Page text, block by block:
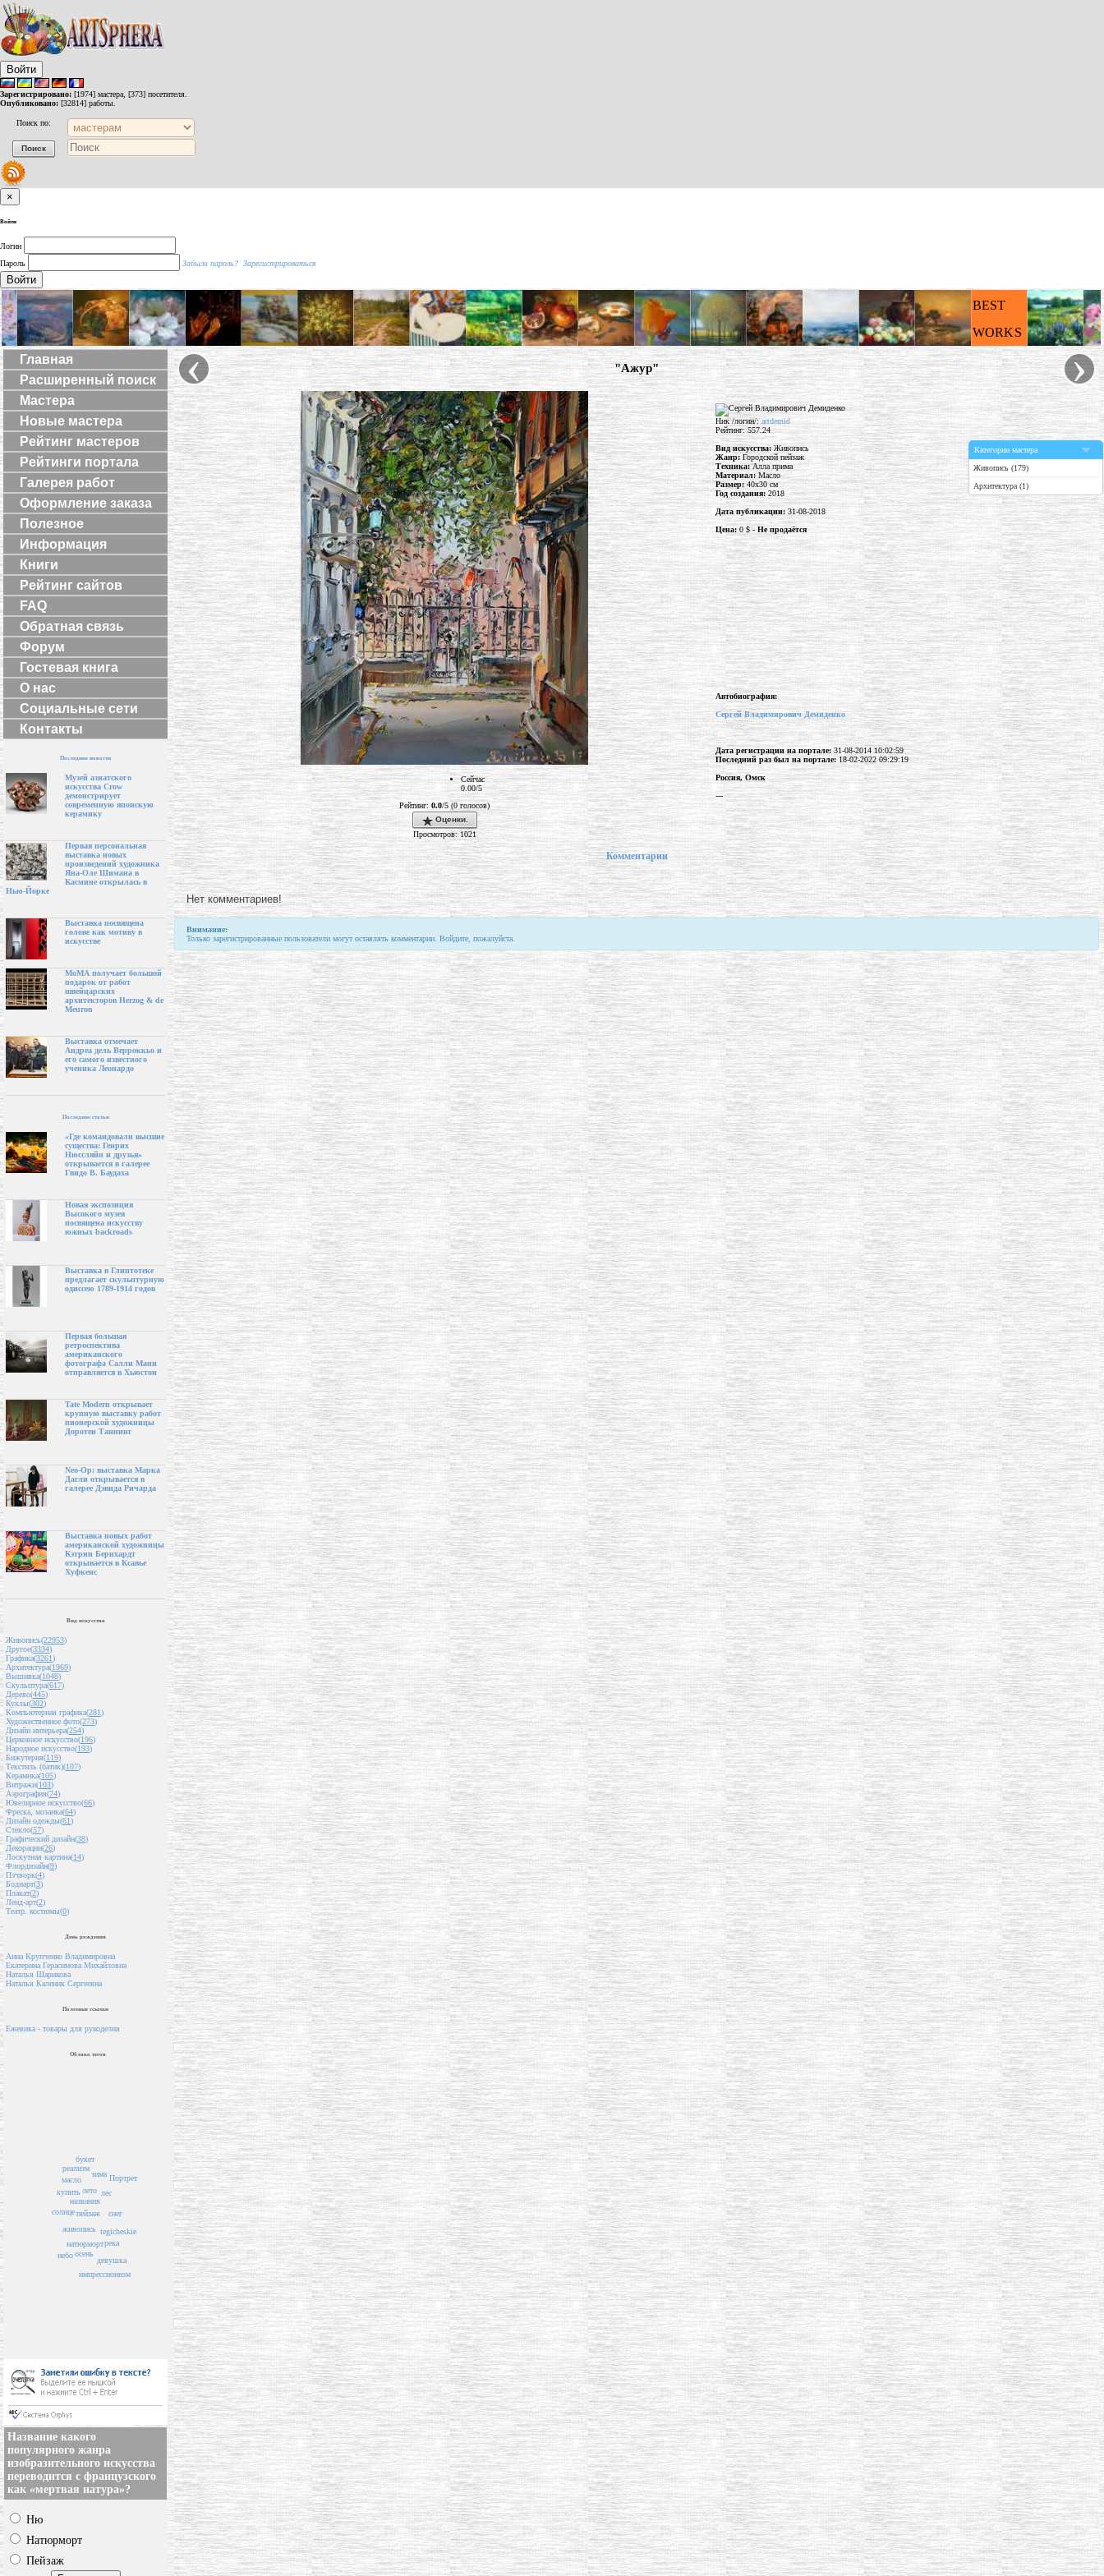
Войти
Зарегистрировано: [1974] мастера, [373] посетителя.
Опубликовано: [32814] работы.
Поиск по:
×
Войти
Логин
Пароль
Забыли пароль? Зарегистрироваться
Войти
BEST
WORKS
Главная
Расширенный поиск
Мастера
Новые мастера
Рейтинг мастеров
Рейтинги портала
Галерея работ
Оформление заказа
Полезное
Информация
Книги
Рейтинг сайтов
FAQ
Обратная связь
Форум
Гостевая книга
О нас
Социальные сети
Контакты
Последние новости
Музей азиатского
искусства Crow
демонстрирует
современную японскую
керамику
Первая персональная
выставка новых
произведений художника
Яна-Оле Шимана в
Касмине открылась в
Нью-Йорке
Выставка посвящена
голове как мотиву в
искусстве
МоМА получает большой
подарок от работ
швейцарских
архитекторов Herzog & de
Meuron
Выставка отмечает
Андреа дель Верроккьо и
его самого известного
ученика Леонардо
Последние статьи
«Где командовали высшие
существа: Генрих
Нюссляйн и друзья»
открывается в галерее
Гвидо В. Баудаха
Новая экспозиция
Высокого музея
посвящена искусству
южных backroads
Выставка в Глиптотеке
предлагает скульптурную
одиссею 1789-1914 годов
Первая большая
ретроспектива
американского
фотографа Салли Манн
отправляется в Хьюстон
Tate Modern открывает
крупную выставку работ
пионерской художницы
Доротеи Таннинг
Neo-Op: выставка Марка
Дагли открывается в
галерее Дэвида Ричарда
Выставка новых работ
американской художницы
Кэтрин Бернхардт
открывается в Ксавье
Хуфкенс
Вид искусства
Живопись(22953)
Другое(3334)
Графика(3261)
Архитектура(1969)
Вышивка(1048)
Скульптура(617)
Дерево(445)
Куклы(302)
Компьютерная графика(281)
Художественное фото(273)
Дизайн интерьера(254)
Церковное искусство(196)
Народное искусство(193)
Бижутерия(119)
Текстиль (батик)(107)
Керамика(105)
Витражи(103)
Аэрография(74)
Ювелирное искусство(66)
Фреска, мозаика(64)
Дизайн одежды(61)
Стекло(57)
Графический дизайн(38)
Декорации(26)
Лоскутная картина(14)
Флордизайн(9)
Пэчворк(4)
Бодиарт(3)
Плакат(2)
Ленд-арт(2)
Театр. костюмы(0)
День рождения
Анна Крупченко Владимировна
Екатерина Герасимова Михайловна
Наталья Шарикова
Наталья Каленик Сергеевна
Полезные ссылки
Ежевика - товары для рукоделия
Облако тегов
пейзаж
названия
живопись
лето
натюрморт
купить
солнце
лес
зима
осень
букет
масло
река
снег
tegicheskie
реализм
небо
импрессионизм
Портрет
девушка
Название какого
популярного жанра
изобразительного искусства
переводится с французского
как «мертвая натура»?
Ню
Натюрморт
Пейзаж
‹ "Ажур" ›
Сейчас
0.00/5
Рейтинг: 0.0/5 (0 голосов)
Оценки.
Просмотров: 1021
Ник /логин/:artdemid
Рейтинг: 557.24
Вид искусства:Живопись
Жанр:Городской пейзаж
Техника:Алла прима
Материал:Масло
Размер:40x30 см
Год создания:2018
Дата публикации:31-08-2018
Цена:0 $ - Не продаётся
Категории мастера
Живопись (179)
Архитектура (1)
Автобиография:
Сергей Владимирович Демиденко
Дата регистрации на портале:31-08-2014 10:02:59
Последний раз был на портале:18-02-2022 09:29:19
Россия, Омск
---
Комментарии
Нет комментариев!
Внимание:
Только зарегистрированные пользователи могут оставлять комментарии. Войдите, пожалуйста.